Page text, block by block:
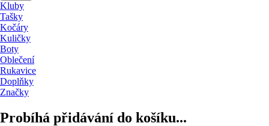
Kluby
Tašky
Kočáry
Kuličky
Boty
Oblečení
Rukavice
Doplňky
Značky
Probíhá přidávání do košíku...